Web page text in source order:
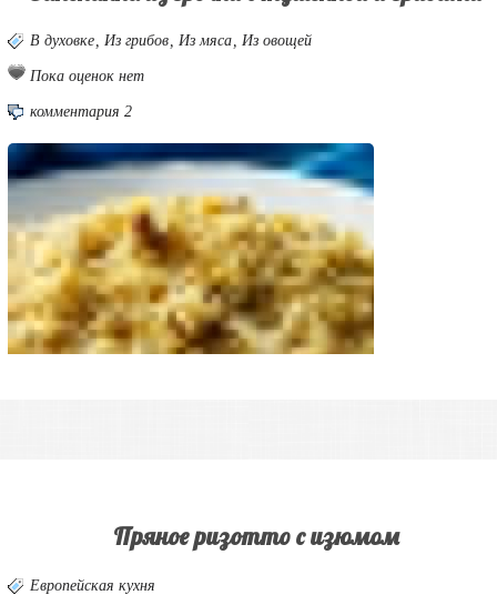
В духовке, Из грибов, Из мяса, Из овощей
Пока оценок нет
комментария 2
Пряное ризотто с изюмом
Европейская кухня